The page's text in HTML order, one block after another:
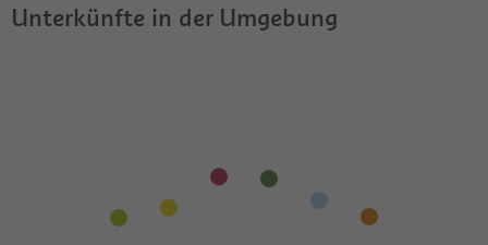
Unterkünfte in der Umgebung